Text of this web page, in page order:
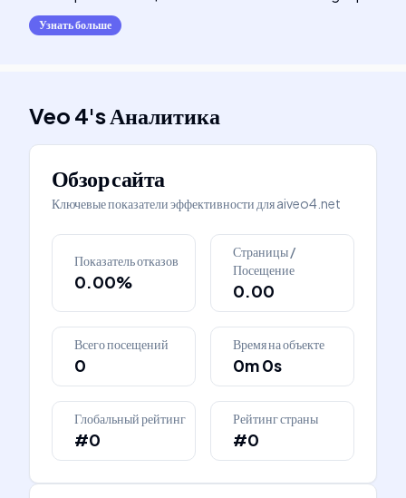
Узнать больше
Veo 4'sАналитика
Обзор сайта
Ключевые показатели эффективности дляaiveo4.net
Показатель отказов
0.00%
Страницы /
Посещение
0.00
Всего посещений
0
Время на объекте
0m 0s
Глобальный рейтинг
#0
Рейтинг страны
#0